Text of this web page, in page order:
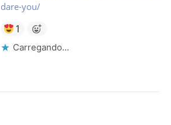
dare-you/
1
Carregando...